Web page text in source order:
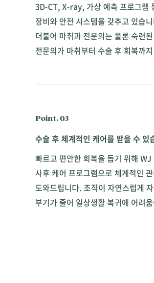
3D-CT, X-ray, 가상 예측 프로그램
장비와 안전 시스템을 갖추고 있습
더불어 마취과 전문의는 물론 숙련
전문의가 마취부터 수술 후 회복까
Point. 03
수술 후 체계적인 케어를 받을 수 있
빠르고 편안한 회복을 돕기 위해 WJ
사후 케어 프로그램으로 체계적인
도와드립니다. 조직이 자연스럽게
부기가 줄어 일상생활 복귀에 어려